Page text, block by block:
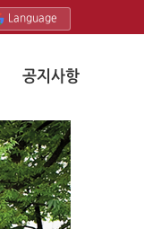
Language
공지사항